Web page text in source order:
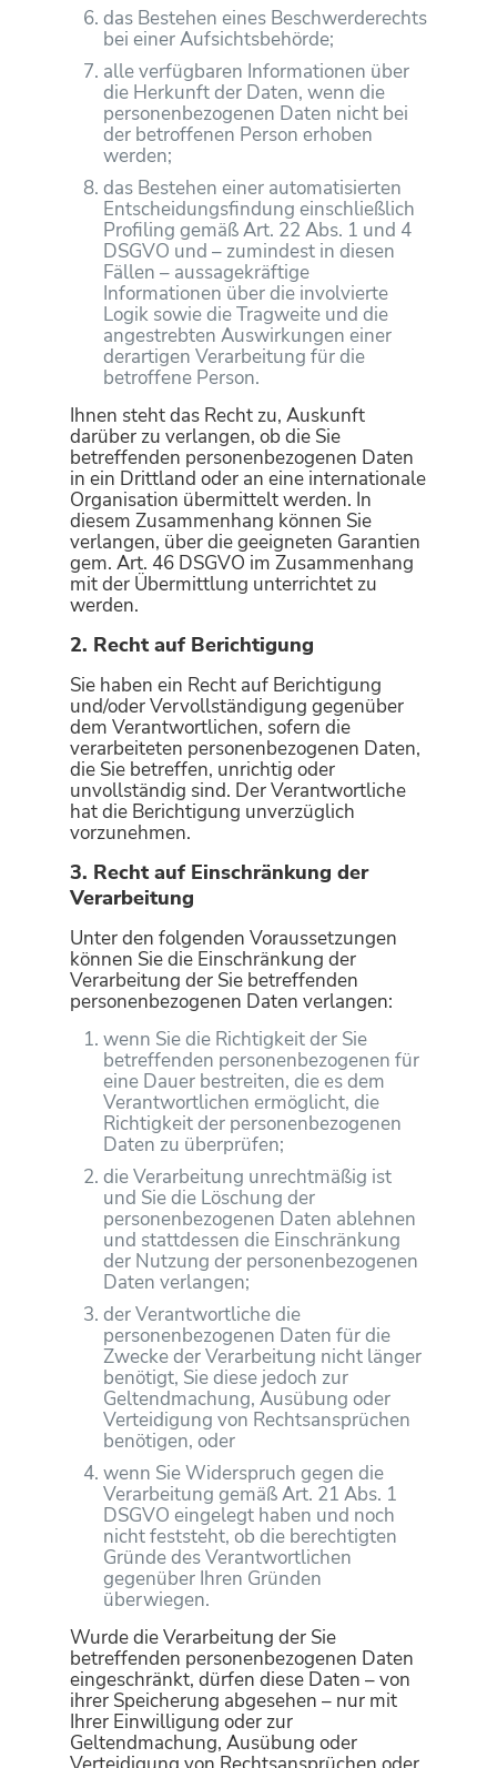
das Bestehen eines Beschwerderechts
bei einer Aufsichtsbehörde;
alle verfügbaren Informationen über
die Herkunft der Daten, wenn die
personenbezogenen Daten nicht bei
der betroffenen Person erhoben
werden;
das Bestehen einer automatisierten
Entscheidungsfindung einschließlich
Profiling gemäß Art. 22 Abs. 1 und 4
DSGVO und – zumindest in diesen
Fällen – aussagekräftige
Informationen über die involvierte
Logik sowie die Tragweite und die
angestrebten Auswirkungen einer
derartigen Verarbeitung für die
betroffene Person.
Ihnen steht das Recht zu, Auskunft
darüber zu verlangen, ob die Sie
betreffenden personenbezogenen Daten
in ein Drittland oder an eine internationale
Organisation übermittelt werden. In
diesem Zusammenhang können Sie
verlangen, über die geeigneten Garantien
gem. Art. 46 DSGVO im Zusammenhang
mit der Übermittlung unterrichtet zu
werden.
2. Recht auf Berichtigung
Sie haben ein Recht auf Berichtigung
und/oder Vervollständigung gegenüber
dem Verantwortlichen, sofern die
verarbeiteten personenbezogenen Daten,
die Sie betreffen, unrichtig oder
unvollständig sind. Der Verantwortliche
hat die Berichtigung unverzüglich
vorzunehmen.
3. Recht auf Einschränkung der
Verarbeitung
Unter den folgenden Voraussetzungen
können Sie die Einschränkung der
Verarbeitung der Sie betreffenden
personenbezogenen Daten verlangen:
wenn Sie die Richtigkeit der Sie
betreffenden personenbezogenen für
eine Dauer bestreiten, die es dem
Verantwortlichen ermöglicht, die
Richtigkeit der personenbezogenen
Daten zu überprüfen;
die Verarbeitung unrechtmäßig ist
und Sie die Löschung der
personenbezogenen Daten ablehnen
und stattdessen die Einschränkung
der Nutzung der personenbezogenen
Daten verlangen;
der Verantwortliche die
personenbezogenen Daten für die
Zwecke der Verarbeitung nicht länger
benötigt, Sie diese jedoch zur
Geltendmachung, Ausübung oder
Verteidigung von Rechtsansprüchen
benötigen, oder
wenn Sie Widerspruch gegen die
Verarbeitung gemäß Art. 21 Abs. 1
DSGVO eingelegt haben und noch
nicht feststeht, ob die berechtigten
Gründe des Verantwortlichen
gegenüber Ihren Gründen
überwiegen.
Wurde die Verarbeitung der Sie
betreffenden personenbezogenen Daten
eingeschränkt, dürfen diese Daten – von
ihrer Speicherung abgesehen – nur mit
Ihrer Einwilligung oder zur
Geltendmachung, Ausübung oder